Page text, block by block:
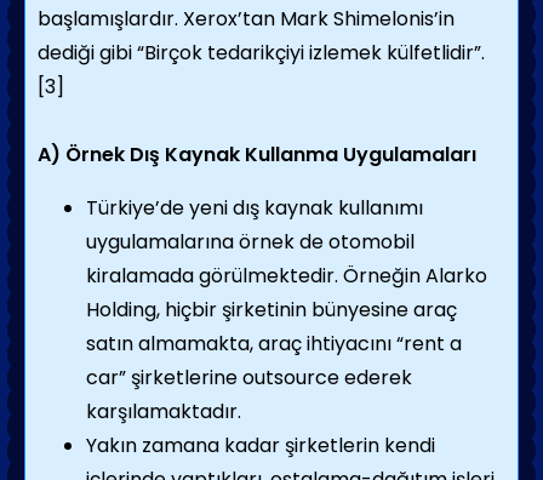
başlamışlardır. Xerox’tan Mark Shimelonis’in
dediği gibi “Birçok tedarikçiyi izlemek külfetlidir”.
[3]
A) Örnek Dış Kaynak Kullanma Uygulamaları
Türkiye’de yeni dış kaynak kullanımı
uygulamalarına örnek de otomobil
kiralamada görülmektedir. Örneğin Alarko
Holding, hiçbir şirketinin bünyesine araç
satın almamakta, araç ihtiyacını “rent a
car” şirketlerine outsource ederek
karşılamaktadır.
Yakın zamana kadar şirketlerin kendi